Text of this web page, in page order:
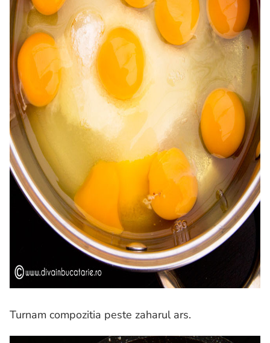
Turnam compozitia peste zaharul ars.